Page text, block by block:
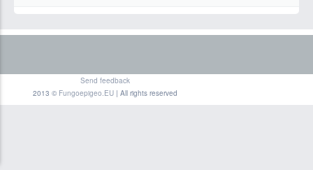
Send feedback
2013 © Fungoepigeo.EU| All rights reserved